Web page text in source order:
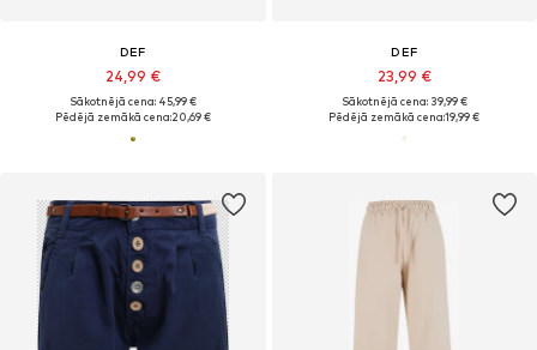
DEF
24,99 €
Sākotnējā cena: 45,99 €
Pēdējā zemākā cena:20,69 €
DEF
23,99 €
Sākotnējā cena: 39,99 €
Pēdējā zemākā cena:19,99 €